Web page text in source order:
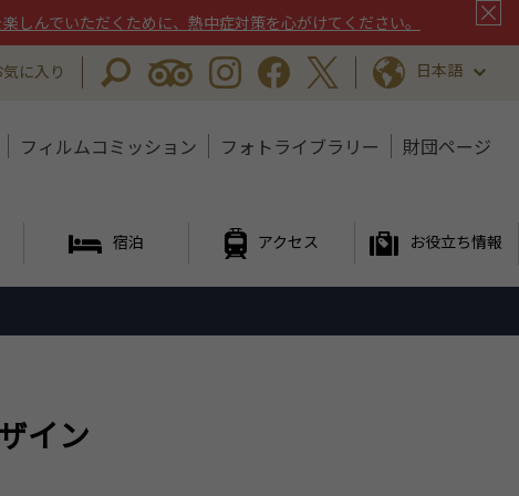
しんでいただくために、熱中症対策を心がけてください。
気に入り 日本語
フィルムコミッション フォトライブラリー 財団ページ
宿泊 アクセス お役立ち情報
イン